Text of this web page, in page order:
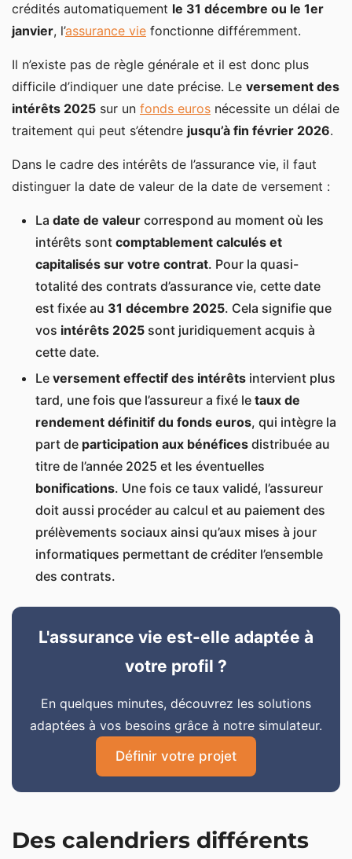
Relevé annuel d’assurance vie : le document clé
pour vérifier vos intérêts 2025
crédités automatiquement le 31 décembre ou le 1er
janvier, l’assurance vie fonctionne différemment.
Il n’existe pas de règle générale et il est donc plus
difficile d’indiquer une date précise. Le versement des
intérêts 2025 sur un fonds euros nécessite un délai de
traitement qui peut s’étendre jusqu’à fin février 2026.
Dans le cadre des intérêts de l’assurance vie, il faut
distinguer la date de valeur de la date de versement :
La date de valeur correspond au moment où les
intérêts sont comptablement calculés et
capitalisés sur votre contrat. Pour la quasi-
totalité des contrats d’assurance vie, cette date
est fixée au 31 décembre 2025. Cela signifie que
vos intérêts 2025 sont juridiquement acquis à
cette date.
Le versement effectif des intérêts intervient plus
tard, une fois que l’assureur a fixé le taux de
rendement définitif du fonds euros, qui intègre la
part de participation aux bénéfices distribuée au
titre de l’année 2025 et les éventuelles
bonifications. Une fois ce taux validé, l’assureur
doit aussi procéder au calcul et au paiement des
prélèvements sociaux ainsi qu’aux mises à jour
informatiques permettant de créditer l’ensemble
des contrats.
L'assurance vie est-elle adaptée à
votre profil ?
En quelques minutes, découvrez les solutions
adaptées à vos besoins grâce à notre simulateur.
Définir votre projet
Des calendriers différents